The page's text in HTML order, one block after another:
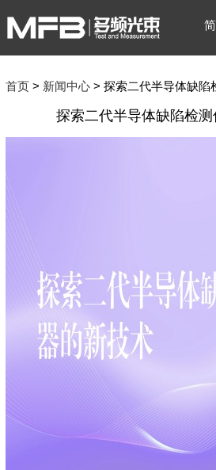
首页> 新闻中心> 探索二代半导体缺陷
探索二代半导体缺陷检